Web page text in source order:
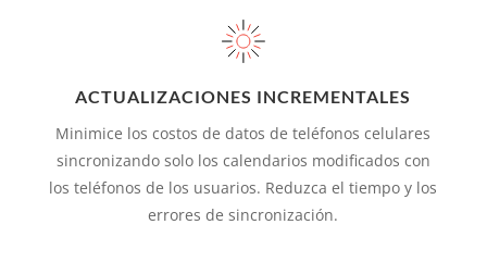
ACTUALIZACIONES INCREMENTALES
Minimice los costos de datos de teléfonos celulares
sincronizando solo los calendarios modificados con
los teléfonos de los usuarios. Reduzca el tiempo y los
errores de sincronización.